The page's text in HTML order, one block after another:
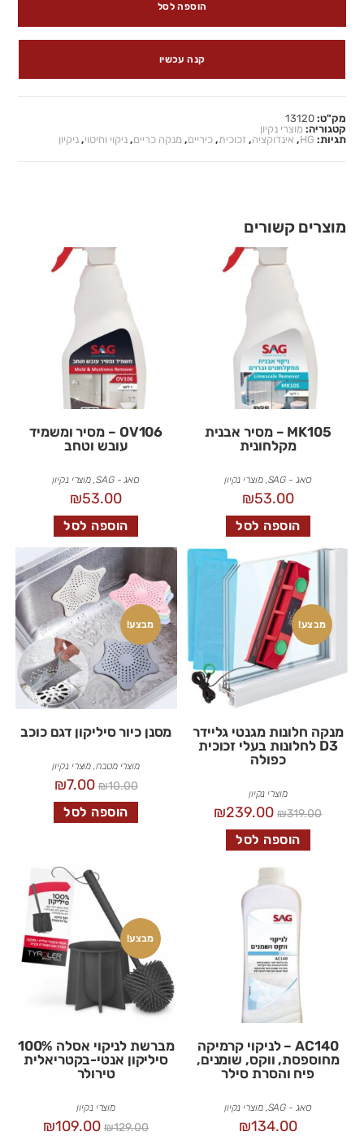
הוספה לסל
קנה עכשיו
מק"ט:13120
קטגוריה: מוצרי נקיון
תגיות: HG
, אינדוקציה, זכוכית,כיריים, מנקה כריים,ניקוי וחיטוי,ניקיון
מוצרים קשורים
MK105 – מסיר אבנית
מקלחונית
סאג - SAG ,מוצרי נקיון
₪53.00
הוספה לסל
OV106 – מסיר ומשמיד
עובש וטחב
סאג - SAG , מוצרי נקיון
₪53.00
הוספה לסל
מבצע!
מנקה חלונות מגנטי גליידר
D3 לחלונות בעלי זכוכית
כפולה
מוצרי נקיון
₪319.00
₪239.00
הוספה לסל
מבצע!
מסנן כיור סיליקון דגם כוכב
מוצרי מטבח, מוצרי נקיון
₪10.00
₪7.00
הוספה לסל
AC140 – לניקוי קרמיקה
מחוספסת, ווקס, שומנים,
פיח והסרת סילר
סאג - SAG ,מוצרי נקיון
₪134.00
מבצע!
מברשת לניקוי אסלה 100%
סיליקון אנטי-בקטריאלית
טירולר
מוצרי נקיון
₪129.00
₪109.00